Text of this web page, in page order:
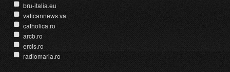
bru-italia.eu
vaticannews.va
catholica.ro
arcb.ro
ercis.ro
radiomaria.ro